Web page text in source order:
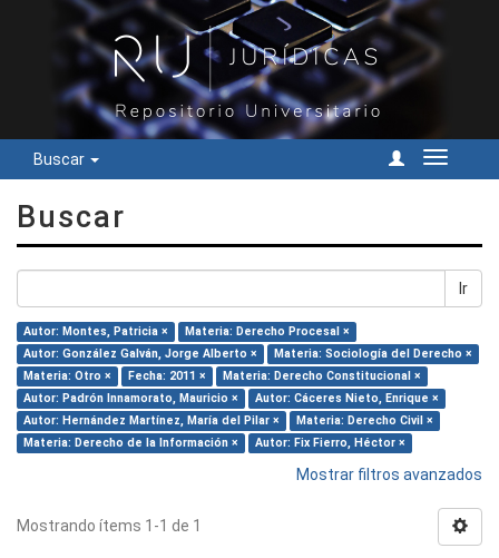
Buscar
Cambiar
Buscar
Ir
Autor: Montes, Patricia ×
Materia: Derecho Procesal ×
Autor: González Galván, Jorge Alberto ×
Materia: Sociología del Derecho ×
Materia: Otro ×
Fecha: 2011 ×
Materia: Derecho Constitucional ×
Autor: Padrón Innamorato, Mauricio ×
Autor: Cáceres Nieto, Enrique ×
Autor: Hernández Martínez, María del Pilar ×
Materia: Derecho Civil ×
Materia: Derecho de la Información ×
Autor: Fix Fierro, Héctor ×
Mostrar filtros avanzados
Mostrando ítems 1-1 de 1